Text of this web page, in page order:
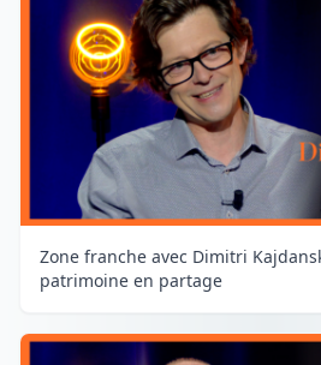
Zone franche avec Dimitri
patrimoine en partage